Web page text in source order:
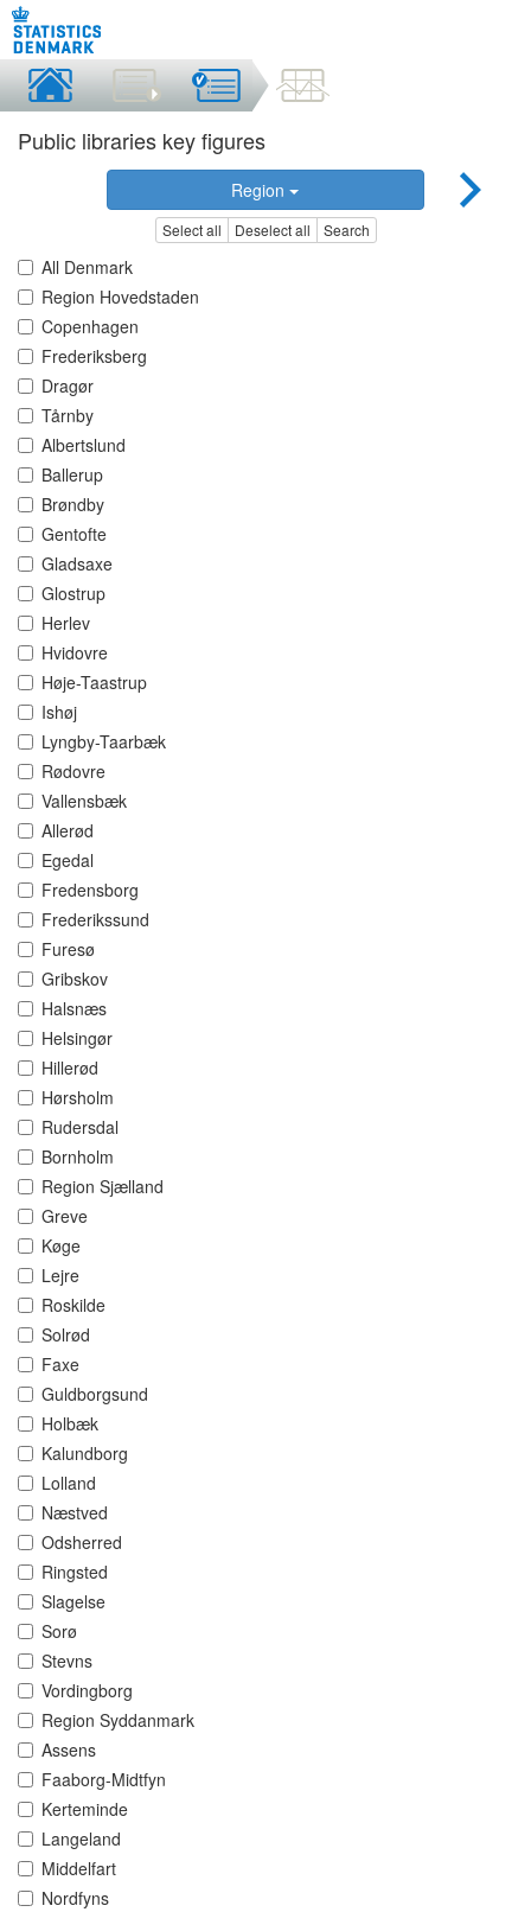
Public libraries key figures
Region
Select all Deselect all Search
All Denmark
Region Hovedstaden
Copenhagen
Frederiksberg
Dragør
Tårnby
Albertslund
Ballerup
Brøndby
Gentofte
Gladsaxe
Glostrup
Herlev
Hvidovre
Høje-Taastrup
Ishøj
Lyngby-Taarbæk
Rødovre
Vallensbæk
Allerød
Egedal
Fredensborg
Frederikssund
Furesø
Gribskov
Halsnæs
Helsingør
Hillerød
Hørsholm
Rudersdal
Bornholm
Region Sjælland
Greve
Køge
Lejre
Roskilde
Solrød
Faxe
Guldborgsund
Holbæk
Kalundborg
Lolland
Næstved
Odsherred
Ringsted
Slagelse
Sorø
Stevns
Vordingborg
Region Syddanmark
Assens
Faaborg-Midtfyn
Kerteminde
Langeland
Middelfart
Nordfyns